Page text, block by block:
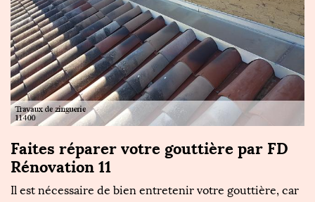
Faites réparer votre gouttière par FD
Rénovation 11
Il est nécessaire de bien entretenir votre gouttière, car